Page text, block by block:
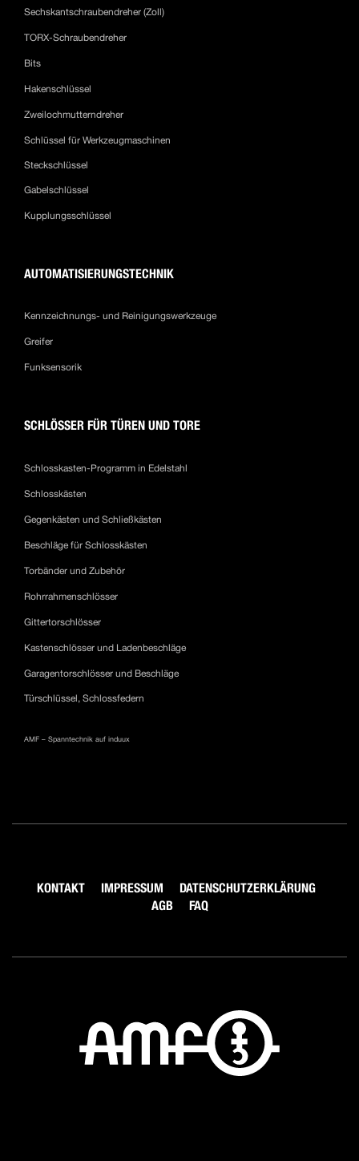
Sechskantschraubendreher (Zoll)
TORX-Schraubendreher
Bits
Hakenschlüssel
Zweilochmutterndreher
Schlüssel für Werkzeugmaschinen
Steckschlüssel
Gabelschlüssel
Kupplungsschlüssel
AUTOMATISIERUNGSTECHNIK
Kennzeichnungs- und Reinigungswerkzeuge
Greifer
Funksensorik
SCHLÖSSER FÜR TÜREN UND TORE
Schlosskasten-Programm in Edelstahl
Schlosskästen
Gegenkästen und Schließkästen
Beschläge für Schlosskästen
Torbänder und Zubehör
Rohrrahmenschlösser
Gittertorschlösser
Kastenschlösser und Ladenbeschläge
Garagentorschlösser und Beschläge
Türschlüssel, Schlossfedern
AMF – Spanntechnik auf induux
KONTAKT IMPRESSUM
DATENSCHUTZERKLÄRUNG
AGB
FAQ